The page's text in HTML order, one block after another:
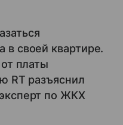
своей квартире.
платы
RT разъяснил
по ЖКХ